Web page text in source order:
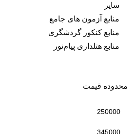
سایر
منابع آزمون های جامع
منابع کنکور گردشگری
منابع هتلداری پیام‌نور
محدوده قیمت